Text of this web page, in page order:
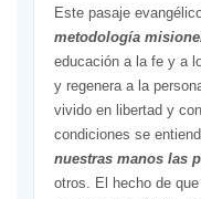
Este pasaje
metodología
educación a la fe y a
y regenera a la
vivido en libertad y
condiciones se
nuestras manos las
otros. El hecho de